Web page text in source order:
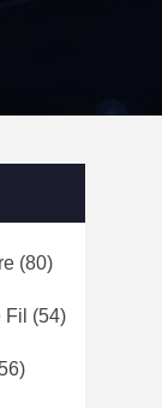
(80)
(54)